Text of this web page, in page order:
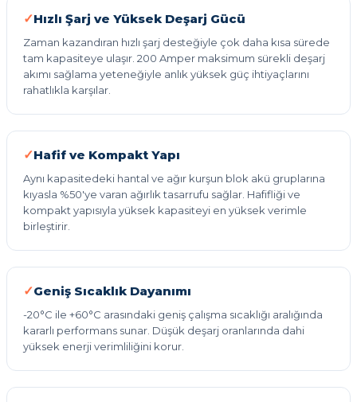
Hızlı Şarj ve Yüksek Deşarj Gücü
Zaman kazandıran hızlı şarj desteğiyle çok daha kısa sürede
tam kapasiteye ulaşır. 200 Amper maksimum sürekli deşarj
akımı sağlama yeteneğiyle anlık yüksek güç ihtiyaçlarını
rahatlıkla karşılar.
Hafif ve Kompakt Yapı
Aynı kapasitedeki hantal ve ağır kurşun blok akü gruplarına
kıyasla %50'ye varan ağırlık tasarrufu sağlar. Hafifliği ve
kompakt yapısıyla yüksek kapasiteyi en yüksek verimle
birleştirir.
Geniş Sıcaklık Dayanımı
-20°C ile +60°C arasındaki geniş çalışma sıcaklığı aralığında
kararlı performans sunar. Düşük deşarj oranlarında dahi
yüksek enerji verimliliğini korur.